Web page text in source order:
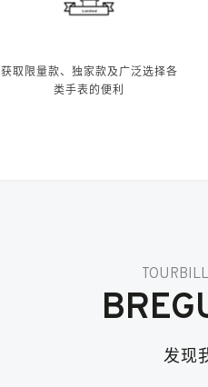
获取限量款、独家款及广泛选择各
类手表的便利
发现